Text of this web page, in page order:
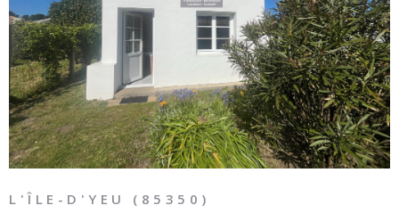
L'ÎLE-D'YEU (85350)
VOIR LE BIEN